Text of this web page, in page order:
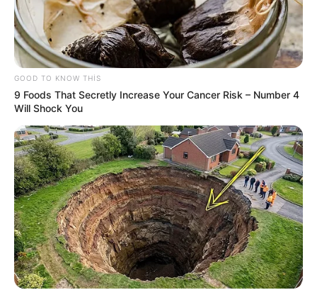
11:33 / 06 Avqust 2026 KRİMİNAL
Azərbaycanda dəhşət:Mağaza sahibi
müştərini ürəyindən bıçaqladı
79 0 0
GOOD TO KNOW THIS
9 Foods That Secretly Increase Your Cancer Risk – Number 4
Will Shock You